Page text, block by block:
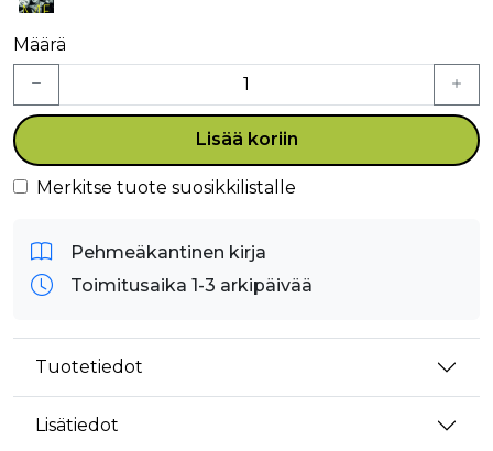
Määrä
Lisää koriin
Merkitse tuote suosikkilistalle
Pehmeäkantinen kirja
Toimitusaika 1-3 arkipäivää
Tuotetiedot
Lisätiedot